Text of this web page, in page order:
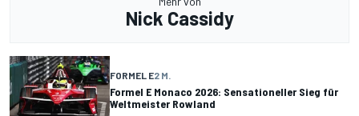
Nick Cassidy
FORMEL E2 M.
Formel E Monaco 2026: Sensationeller Sieg für
Weltmeister Rowland